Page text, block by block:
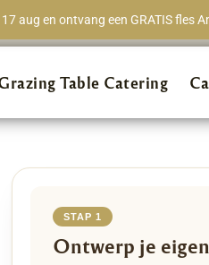
aug en ontvang een GRATIS fles
★★★★★
Table Catering
STAP 1
Ontwerp je